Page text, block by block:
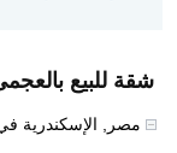
شقة للبيع
مصر الإسكندرية